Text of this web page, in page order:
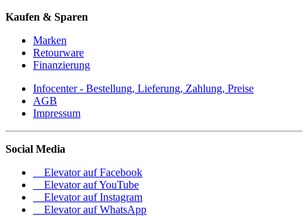
Kaufen & Sparen
Marken
Retourware
Finanzierung
Infocenter - Bestellung, Lieferung, Zahlung, Preise
AGB
Impressum
Social Media
Elevator auf Facebook
Elevator auf YouTube
Elevator auf Instagram
Elevator auf WhatsApp